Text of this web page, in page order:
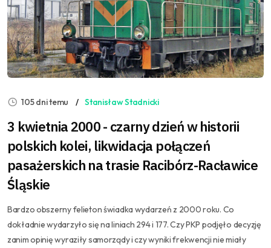
105 dni temu Stanisław Stadnicki
3 kwietnia 2000 - czarny dzień w historii
polskich kolei, likwidacja połączeń
pasażerskich na trasie Racibórz-Racławice
Śląskie
Bardzo obszerny felieton świadka wydarzeń z 2000 roku. Co
dokładnie wydarzyło się na liniach 294 i 177. Czy PKP podjęło decyzję
zanim opinię wyraziły samorządy i czy wyniki frekwencji nie miały